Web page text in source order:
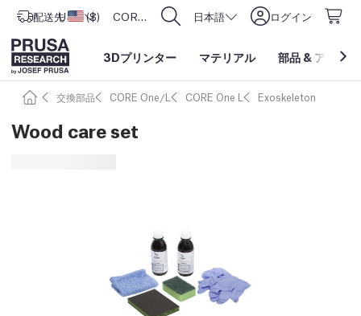
配送先 アメリカ合衆国
USD ($) CORE One L: Now In Stock! 日本語 ログイン
3Dプリンター マテリアル 部品 & アクセ
交換部品 CORE One/L CORE One L Exoskeleton
Wood care set